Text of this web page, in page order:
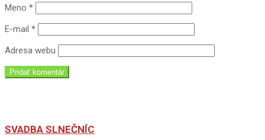
Meno *
E-mail *
Adresa webu
SVADBA SLNEČNÍC